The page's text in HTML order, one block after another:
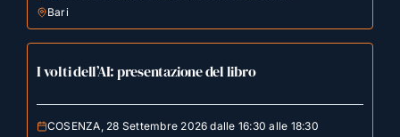
Bari
I volti dell’AI: presentazione del libro
COSENZA, 28 Settembre 2026 dalle 16:30 alle 18:30